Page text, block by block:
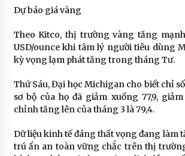
Dự báo giá vàng
Theo Kitco, thị trường vàng tăng
USD/ounce khi tâm lý người tiêu dùng
kỳ vọng lạm phát tăng trong tháng Tư.
Thứ Sáu, Đại học Michigan cho biết chỉ
sơ bộ của họ đã giảm xuống 77,9,
chỉnh tăng lên của tháng 3 là 79,4.
Dữ liệu kinh tế đáng thất vọng đang làm
trú ẩn an toàn vững chắc trên thị